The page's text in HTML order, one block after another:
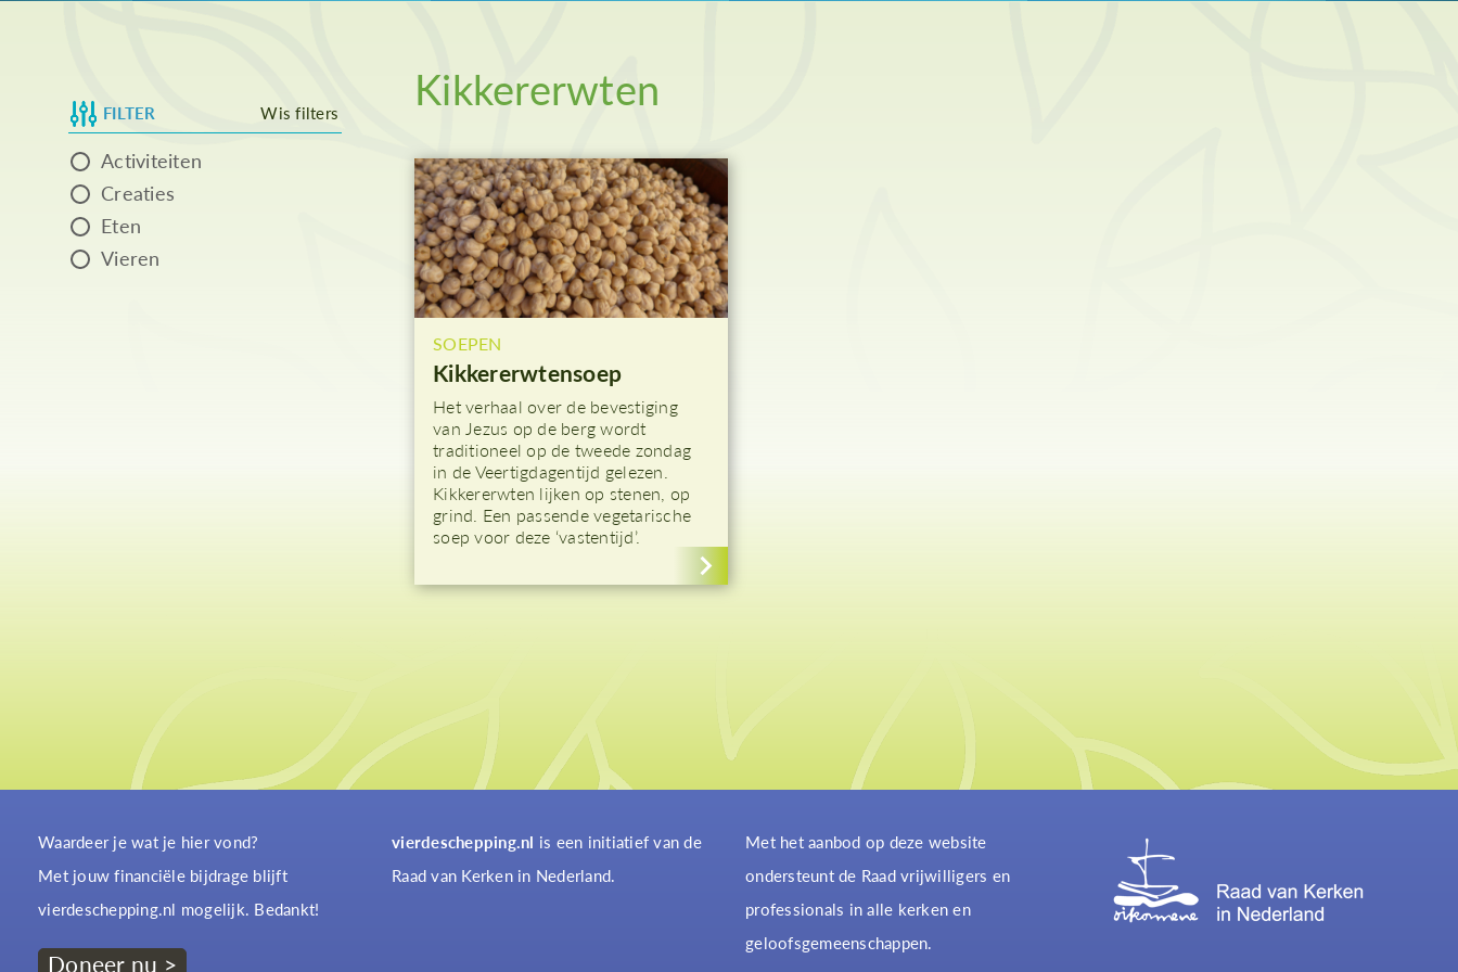
FILTER Wis filters
Activiteiten
Creaties
Eten
Vieren
Kikkererwten
SOEPEN
Kikkererwtensoep
Het verhaal over de bevestiging
van Jezus op de berg wordt
traditioneel op de tweede zondag
in de Veertigdagentijd gelezen.
Kikkererwten lijken op stenen, op
grind. Een passende vegetarische
soep voor deze ‘vastentijd’.
Waardeer je wat je hier vond?
Met jouw financiële bijdrage blijft
vierdeschepping.nl mogelijk. Bedankt!
Doneer nu >
vierdeschepping.nl is een initiatief van de
Raad van Kerken in Nederland.
Met het aanbod op deze website
ondersteunt de Raad vrijwilligers en
professionals in alle kerken en
geloofsgemeenschappen.